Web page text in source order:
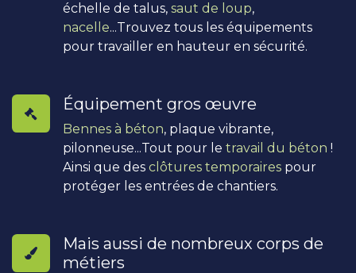
échelle de talus, saut de loup,
nacelle...Trouvez tous les équipements
pour travailler en hauteur en sécurité.
Équipement gros œuvre
Bennes à béton, plaque vibrante,
pilonneuse...Tout pour le travail du béton !
Ainsi que des clôtures temporaires pour
protéger les entrées de chantiers.
Mais aussi de nombreux corps de
métiers